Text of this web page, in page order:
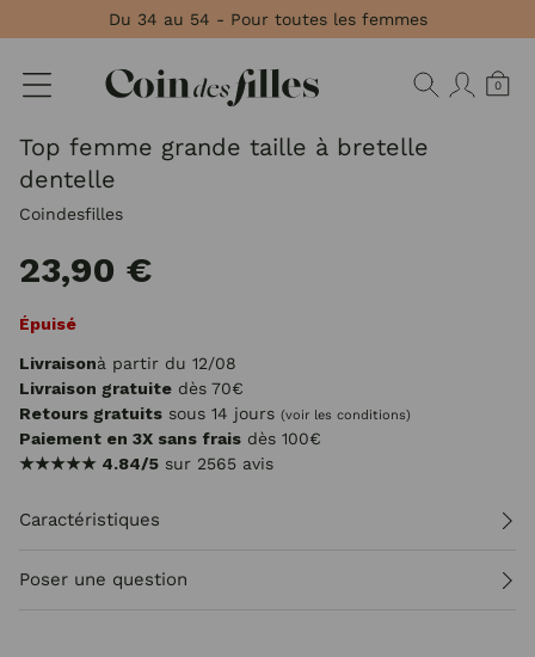
Du 34 au 54 - Pour toutes les femmes
0
Top femme grande taille à bretelle
dentelle
Coindesfilles
23,90 €
Épuisé
Livraisonà partir du 12/08
Livraison gratuite dès 70€
Retours gratuits sous 14 jours (voir les conditions)
Paiement en 3X sans frais dès 100€
★★★★★ 4.84/5 sur 2565 avis
Caractéristiques
Poser une question
Panneau de gestion des cookies